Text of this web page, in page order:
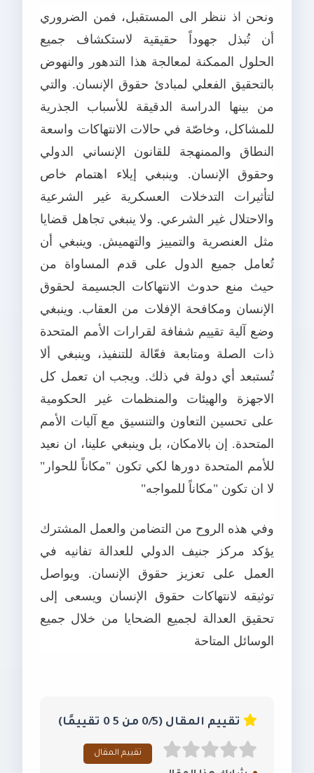
ونحن اذ ننظر الى المستقبل، فمن الضروري
أن تُبذل جهوداً حقيقية لاستكشاف جميع
الحلول الممكنة لمعالجة هذا التدهور والنهوض
بالتحقيق الفعلي لمبادئ حقوق الإنسان. والتي
من بينها الدراسة الدقيقة للأسباب الجذرية
للمشاكل، وخاصّة في حالات الانتهاكات واسعة
النطاق والممنهجة للقانون الإنساني الدولي
وحقوق الإنسان. وينبغي إيلاء اهتمام خاص
لتأثيرات التدخلات العسكرية غير الشرعية
والاحتلال غير الشرعي. ولا ينبغي تجاهل قضايا
مثل العنصرية والتمييز والتهميش. وينبغي أن
تُعامل جميع الدول على قدم المساواة من
حيث منع حدوث الانتهاكات الجسيمة لحقوق
الإنسان ومكافحة الإفلات من العقاب. وينبغي
وضع آلية تقييم شفافة لقرارات الأمم المتحدة
ذات الصلة ومتابعة فعّالة للتنفيذ، وينبغي ألا
تُستبعد أي دولة في ذلك. ويجب ان تعمل كل
الاجهزة والهيئات والمنظمات غير الحكومية
على تحسين التعاون والتنسيق مع آليات الأمم
المتحدة. إن بالامكان، بل وينبغي علينا، ان نعيد
للأمم المتحدة دورها لكي تكون "مكاناً للحوار"
لا ان تكون "مكاناً للمواجه"
وفي هذه الروح من التضامن والعمل المشترك
يؤكد مركز جنيف الدولي للعدالة تفانيه في
العمل على تعزيز حقوق الإنسان. ويواصل
توثيقه لانتهاكات حقوق الإنسان ويسعى إلى
تحقيق العدالة لجميع الضحايا من خلال جميع
الوسائل المتاحة
تقييم المقال (0/5 من 5 0 تقييمًا)
تقييم المقال